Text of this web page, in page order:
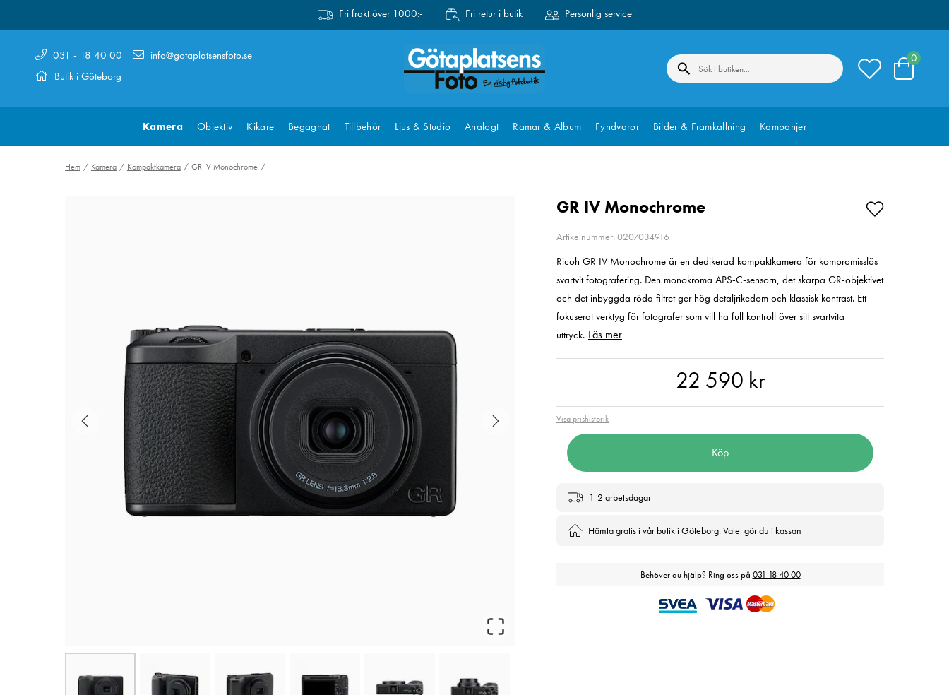
Fri frakt över 1000:- Fri retur i butik Personlig service
031 - 18 40 00
Butik i Göteborg
info@gotaplatsensfoto.se 0
Kamera Objektiv Kikare Begagnat Tillbehör Ljus & Studio Analogt Ramar & Album Fyndvaror Bilder & Framkallning Kampanjer
Hem Kamera Kompaktkamera GR IV Monochrome
GR IV Monochrome
Artikelnummer: 0207034916
Ricoh GR IV Monochrome är en dedikerad kompaktkamera för kompromisslös
svartvit fotografering. Den monokroma APS-C-sensorn, det skarpa GR-objektivet
och det inbyggda röda filtret ger hög detaljrikedom och klassisk kontrast. Ett
fokuserat verktyg för fotografer som vill ha full kontroll över sitt svartvita
uttryck. Läs mer
22 590 kr22 590 kr
Visa prishistorik
Köp
1-2 arbetsdagar
Hämta gratis i vår butik i Göteborg. Valet gör du i kassan
Behöver du hjälp? Ring oss på 031 18 40 00